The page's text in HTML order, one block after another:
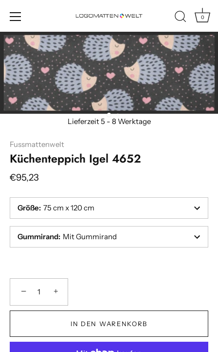
Direkt
zum
Inhalt
0
Fussmattenwelt
Küchenteppich Igel 4652
€95,23
Größe: 75 cm x 120 cm
Gummirand: Mit Gummirand
− +
IN DEN WARENKORB